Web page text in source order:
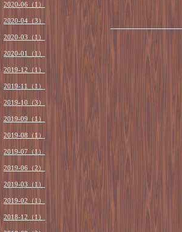
2020-06（1）
2020-04（3）
2020-03（1）
2020-01（1）
2019-12（1）
2019-11（1）
2019-10（3）
2019-09（1）
2019-08（1）
2019-07（1）
2019-06（2）
2019-03（1）
2019-02（1）
2018-12（1）